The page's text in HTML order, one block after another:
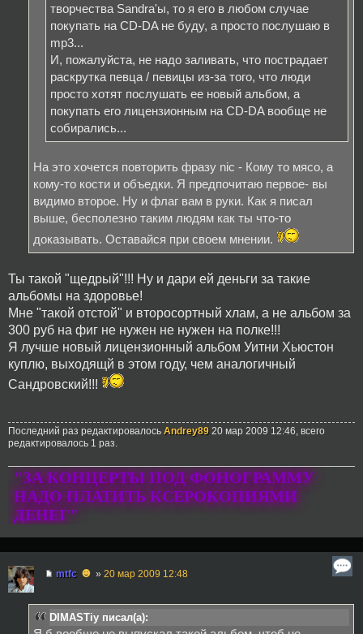
творчества Sandra'ы, то я его в любом случае
покупать на CD-DA не буду, а просто послушаю в
mp3...
И, пожалуйста, не надо заливать, что пострадает
раскрутка певца / певицы из-за того, что люди
просто хотят послушать ее новый альбом, а
покупать его лицензионным на CD-DA вообще не
собирались...
На это хочется повторить фразу nic - Кому то мясо, а
кому-то кости и объедки. Я предпочитаю первое- вы
видимо второе. Ну и флаг вам в руки. Как я писал
выше, бесполезно таким людям как ты что-то
доказывать. Оставайся при своем мнении.
Ты такой "щедрый"!!! Ну и дари ей деньги за такие
альбомы на здоровье!
Мне "такой отстой" и второсортный хлам, а не альбом за
300 руб на фиг не нужен не нужен на полке!!!
Я лучше новый лицензионный альбом Уитни Хьюстон
куплю, выходящй в этом году, чем аналогичный
Сандровский!!!
Последний раз редактировалось Andrey89 20 мар 2009 12:46, всего
редактировалось 1 раз.
"ЗА КОНЦЕРТЫ ПОД ФОНОГРАММУ
НАДО ПЛАТИТЬ КСЕРОКОПИЯМИ
ДЕНЕГ"
mtfc ☻ » 20 мар 2009 12:48
DIMASTiy писал(а):